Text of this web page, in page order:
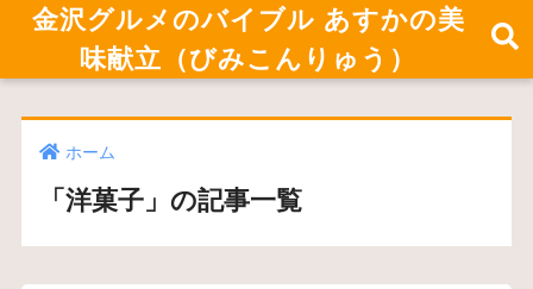
金沢グルメのバイブル あすかの美
味献立（びみこんりゅう）
ホーム
「洋菓子」の記事一覧